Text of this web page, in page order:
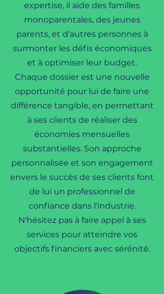
expertise, il aide des familles
monoparentales, des jeunes
parents, et d'autres personnes à
surmonter les défis économiques
et à optimiser leur budget.
Chaque dossier est une nouvelle
opportunité pour lui de faire une
différence tangible, en permettant
à ses clients de réaliser des
économies mensuelles
substantielles. Son approche
personnalisée et son engagement
envers le succès de ses clients font
de lui un professionnel de
confiance dans l'industrie.
N'hésitez pas à faire appel à ses
services pour atteindre vos
objectifs financiers avec sérénité.